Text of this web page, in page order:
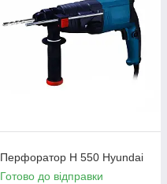
Перфоратор H 550 Hyundai
Готово до відправки